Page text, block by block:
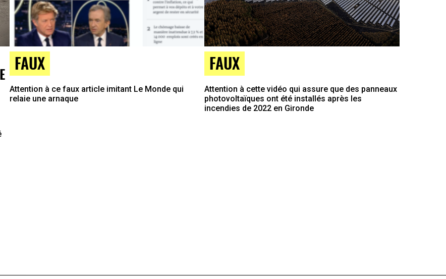
FAUX
Attention à ce faux article imitant Le Monde qui
relaie une arnaque
FAUX
Attention à cette vidéo qui assure que des panneaux
photovoltaïques ont été installés après les
incendies de 2022 en Gironde